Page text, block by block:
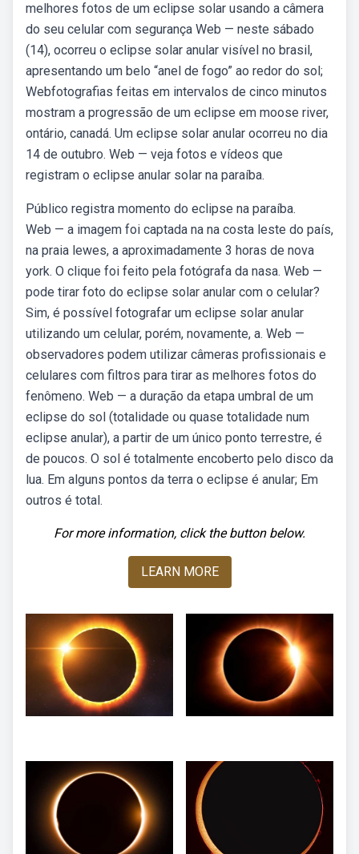
melhores fotos de um eclipse solar usando a câmera
do seu celular com segurança Web — neste sábado
(14), ocorreu o eclipse solar anular visível no brasil,
apresentando um belo “anel de fogo” ao redor do sol;
Webfotografias feitas em intervalos de cinco minutos
mostram a progressão de um eclipse em moose river,
ontário, canadá. Um eclipse solar anular ocorreu no dia
14 de outubro. Web — veja fotos e vídeos que
registram o eclipse anular solar na paraíba.
Público registra momento do eclipse na paraíba.
Web — a imagem foi captada na na costa leste do país,
na praia lewes, a aproximadamente 3 horas de nova
york. O clique foi feito pela fotógrafa da nasa. Web —
pode tirar foto do eclipse solar anular com o celular?
Sim, é possível fotografar um eclipse solar anular
utilizando um celular, porém, novamente, a. Web —
observadores podem utilizar câmeras profissionais e
celulares com filtros para tirar as melhores fotos do
fenômeno. Web — a duração da etapa umbral de um
eclipse do sol (totalidade ou quase totalidade num
eclipse anular), a partir de um único ponto terrestre, é
de poucos. O sol é totalmente encoberto pelo disco da
lua. Em alguns pontos da terra o eclipse é anular; Em
outros é total.
For more information, click the button below.
LEARN MORE